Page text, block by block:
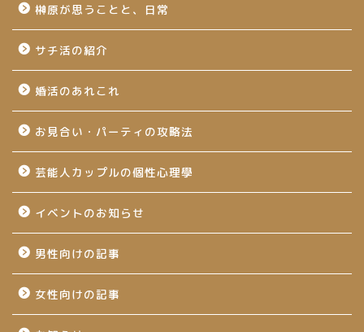
榊原が思うことと、日常
サチ活の紹介
婚活のあれこれ
お見合い・パーティの攻略法
芸能人カップルの個性心理學
イベントのお知らせ
男性向けの記事
女性向けの記事